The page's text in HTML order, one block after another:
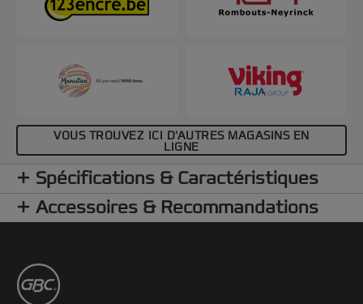
VOUS TROUVEZ ICI D'AUTRES MAGASINS EN
LIGNE
Spécifications & Caractéristiques
Accessoires & Recommandations